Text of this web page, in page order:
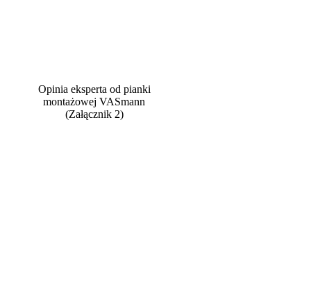
Opinia eksperta od pianki
montażowej VASmann
(Załącznik 2)